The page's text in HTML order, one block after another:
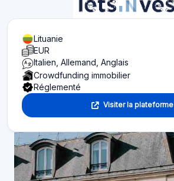
Lituanie
EUR
Italien, Allemand, Anglais
Crowdfunding immobilier
Réglementé
Visiter la plateforme